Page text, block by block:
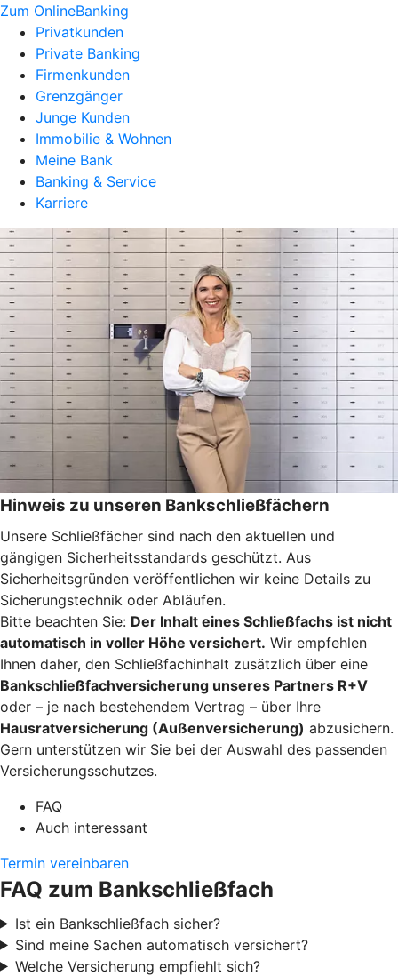
Zum OnlineBanking
Privatkunden
Private Banking
Firmenkunden
Grenzgänger
Junge Kunden
Immobilie & Wohnen
Meine Bank
Banking & Service
Karriere
Hinweis zu unseren Bankschließfächern
Unsere Schließfächer sind nach den aktuellen und
gängigen Sicherheitsstandards geschützt. Aus
Sicherheitsgründen veröffentlichen wir keine Details zu
Sicherungstechnik oder Abläufen.
Bitte beachten Sie: Der Inhalt eines Schließfachs ist nicht
automatisch in voller Höhe versichert. Wir empfehlen
Ihnen daher, den Schließfachinhalt zusätzlich über eine
Bankschließfachversicherung unseres Partners R+V
oder – je nach bestehendem Vertrag – über Ihre
Hausratversicherung (Außenversicherung) abzusichern.
Gern unterstützen wir Sie bei der Auswahl des passenden
Versicherungsschutzes.
FAQ
Auch interessant
Termin vereinbaren
FAQ zum Bankschließfach
Ist ein Bankschließfach sicher?
Sind meine Sachen automatisch versichert?
Welche Versicherung empfiehlt sich?